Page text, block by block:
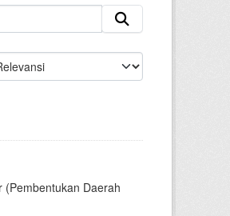
(Pembentukan Daerah